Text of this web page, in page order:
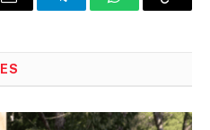
Email TelegramWhatsAppCopia